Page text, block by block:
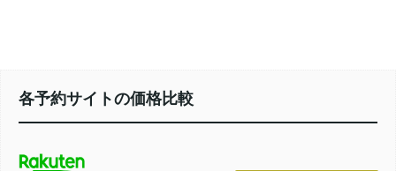
各予約サイトの価格比較